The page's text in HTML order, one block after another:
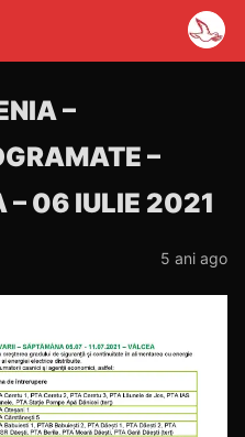
–
–
– 06 IULIE 2021
5 ani ago